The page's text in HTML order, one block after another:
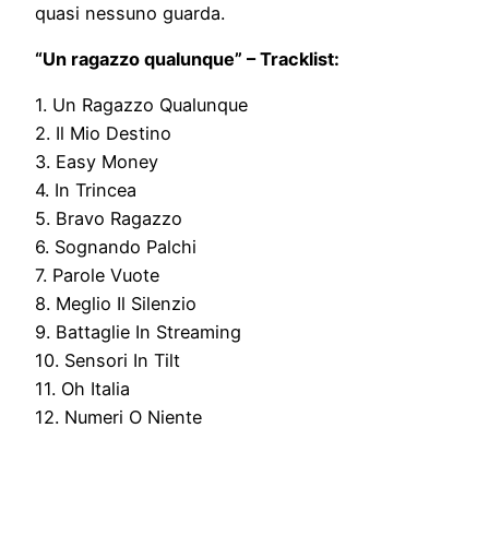
quasi nessuno guarda.
“Un ragazzo qualunque” – Tracklist:
1. Un Ragazzo Qualunque
2. Il Mio Destino
3. Easy Money
4. In Trincea
5. Bravo Ragazzo
6. Sognando Palchi
7. Parole Vuote
8. Meglio Il Silenzio
9. Battaglie In Streaming
10. Sensori In Tilt
11. Oh Italia
12. Numeri O Niente